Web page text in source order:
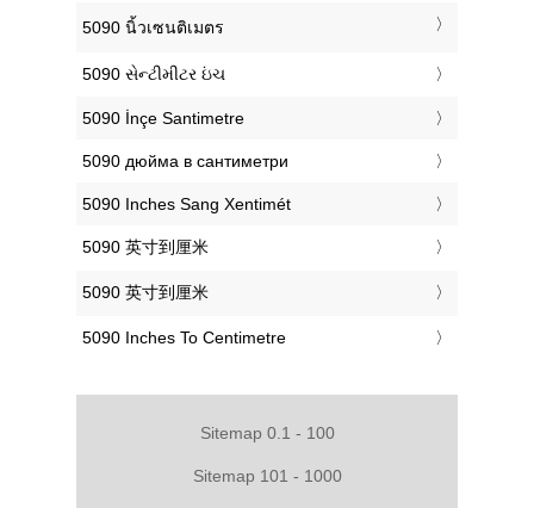
‎5090 นิ้วเซนติเมตร
‎5090 સેન્ટીમીટર ઇંચ
‎5090 İnçe Santimetre
‎5090 дюйма в сантиметри
‎5090 Inches Sang Xentimét
‎5090 英寸到厘米
‎5090 英寸到厘米
‎5090 Inches To Centimetre
Sitemap 0.1 - 100
Sitemap 101 - 1000